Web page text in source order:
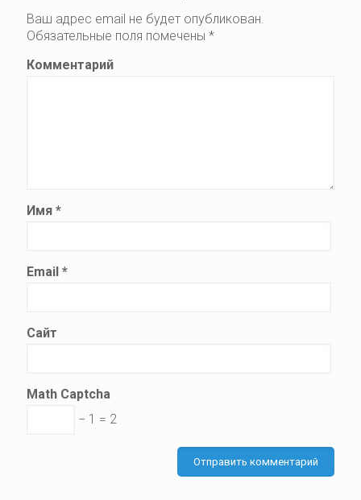
Ваш адрес email не будет опубликован.
Обязательные поля помечены *
Комментарий
Имя *
Email *
Сайт
Math Captcha
− 1 = 2